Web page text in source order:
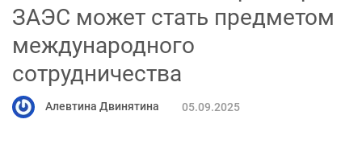
ЗАЭС может стать предметом
международного
сотрудничества
Алевтина Двинятина 05.09.2025